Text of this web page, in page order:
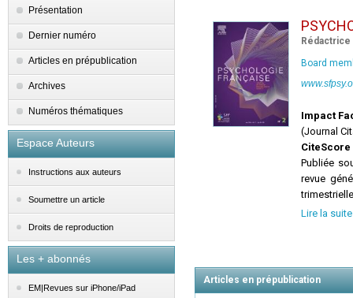
Présentation
Dernier numéro
Articles en prépublication
Archives
Numéros thématiques
Espace Auteurs
Instructions aux auteurs
Soumettre un article
Droits de reproduction
Les + abonnés
EM|Revues sur iPhone/iPad
Board
Impact
(Journal
CiteScore
Publiée
revue
le point
Lire la suite
Articles en prépublication